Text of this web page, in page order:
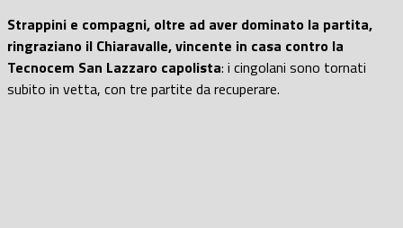
Strappini e compagni, oltre ad aver dominato la partita,
ringraziano il Chiaravalle, vincente in casa contro la
Tecnocem San Lazzaro capolista: i cingolani sono tornati
subito in vetta, con tre partite da recuperare.